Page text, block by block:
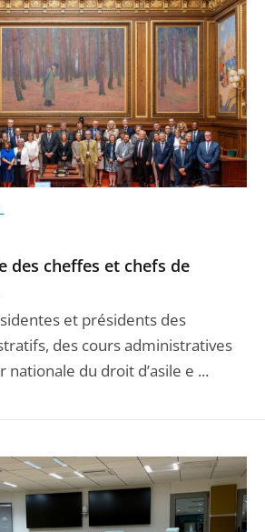
des cheffes et chefs de
et présidents des
des cours administratives
nationale du droit d’asile e ...